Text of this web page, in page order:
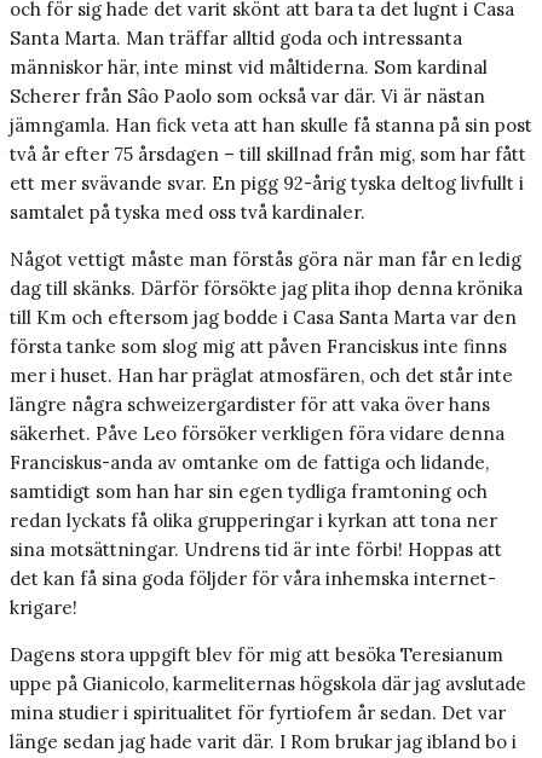
och för sig hade det varit skönt att bara ta det lugnt i Casa
Santa Marta. Man träffar alltid goda och intressanta
människor här, inte minst vid måltiderna. Som kardinal
Scherer från Sâo Paolo som också var där. Vi är nästan
jämngamla. Han fick veta att han skulle få stanna på sin post
två år efter 75 årsdagen – till skillnad från mig, som har fått
ett mer svävande svar. En pigg 92-årig tyska deltog livfullt i
samtalet på tyska med oss två kardinaler.
Något vettigt måste man förstås göra när man får en ledig
dag till skänks. Därför försökte jag plita ihop denna krönika
till Km och eftersom jag bodde i Casa Santa Marta var den
första tanke som slog mig att påven Franciskus inte finns
mer i huset. Han har präglat atmosfären, och det står inte
längre några schweizer­gardister för att vaka över hans
säkerhet. Påve Leo försöker verkligen föra vidare denna
Franciskus-anda av omtanke om de fattiga och lidande,
samtidigt som han har sin egen tydliga framtoning och
redan lyckats få olika grupperingar i kyrkan att tona ner
sina motsättningar. Undrens tid är inte förbi! Hoppas att
det kan få sina goda följder för våra inhemska internet-
krigare!
Dagens stora uppgift blev för mig att besöka Teresianum
uppe på Gianicolo, karmeliternas högskola där jag avslutade
mina studier i spiritualitet för fyrtiofem år sedan. Det var
länge sedan jag hade varit där. I Rom brukar jag ibland bo i